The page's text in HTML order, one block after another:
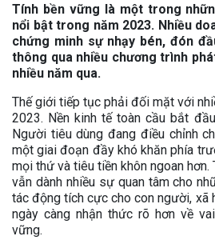
Tính bền vững là một trong
nổi bật trong năm 2023. Nhiều
chứng minh sự nhạy bén, đón
thông qua nhiều chương trình
nhiều năm qua.
Thế giới tiếp tục phải đối mặt với
2023. Nền kinh tế toàn cầu bắt
Người tiêu dùng đang điều chỉnh
một giai đoạn đầy khó khăn phía
mọi thứ và tiêu tiền khôn ngoan hơn.
vẫn dành nhiều sự quan tâm cho
tác động tích cực cho con người, xã
ngày càng nhận thức rõ hơn về
vững.